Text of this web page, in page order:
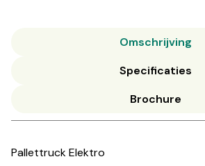
Omschrijving
Specificaties
Brochure
Pallettruck Elektro